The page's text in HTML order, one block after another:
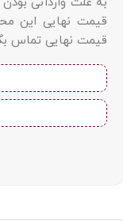
قیمت نهایی این
قیمت نهایی تماس